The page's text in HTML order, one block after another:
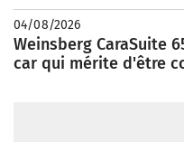
04/08/2026
Weinsberg CaraSuite
car qui mérite d'être